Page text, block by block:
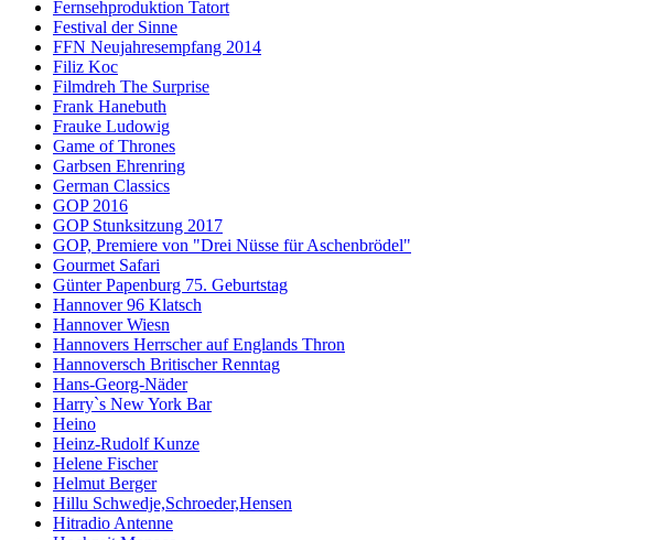
Fernsehproduktion Tatort
Festival der Sinne
FFN Neujahresempfang 2014
Filiz Koc
Filmdreh The Surprise
Frank Hanebuth
Frauke Ludowig
Game of Thrones
Garbsen Ehrenring
German Classics
GOP 2016
GOP Stunksitzung 2017
GOP, Premiere von "Drei Nüsse für Aschenbrödel"
Gourmet Safari
Günter Papenburg 75. Geburtstag
Hannover 96 Klatsch
Hannover Wiesn
Hannovers Herrscher auf Englands Thron
Hannoversch Britischer Renntag
Hans-Georg-Näder
Harry`s New York Bar
Heino
Heinz-Rudolf Kunze
Helene Fischer
Helmut Berger
Hillu Schwedje,Schroeder,Hensen
Hitradio Antenne